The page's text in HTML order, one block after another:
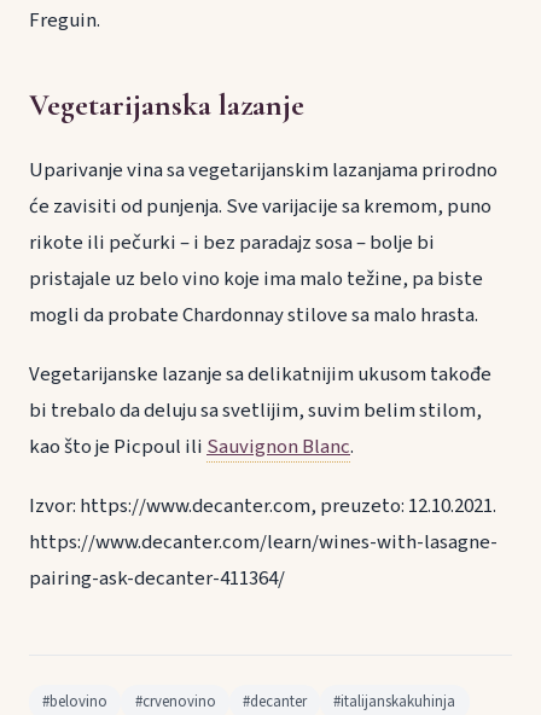
Freguin.
Vegetarijanska lazanje
Uparivanje vina sa vegetarijanskim lazanjama prirodno
će zavisiti od punjenja. Sve varijacije sa kremom, puno
rikote ili pečurki – i bez paradajz sosa – bolje bi
pristajale uz belo vino koje ima malo težine, pa biste
mogli da probate Chardonnay stilove sa malo hrasta.
Vegetarijanske lazanje sa delikatnijim ukusom takođe
bi trebalo da deluju sa svetlijim, suvim belim stilom,
kao što je Picpoul iliSauvignon Blanc.
Izvor: https://www.decanter.com, preuzeto: 12.10.2021.
https://www.decanter.com/learn/wines-with-lasagne-
pairing-ask-decanter-411364/
#belovino #crvenovino #decanter
#italijanskakuhinja